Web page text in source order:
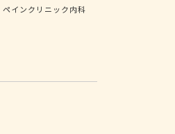
ペインクリニック内科